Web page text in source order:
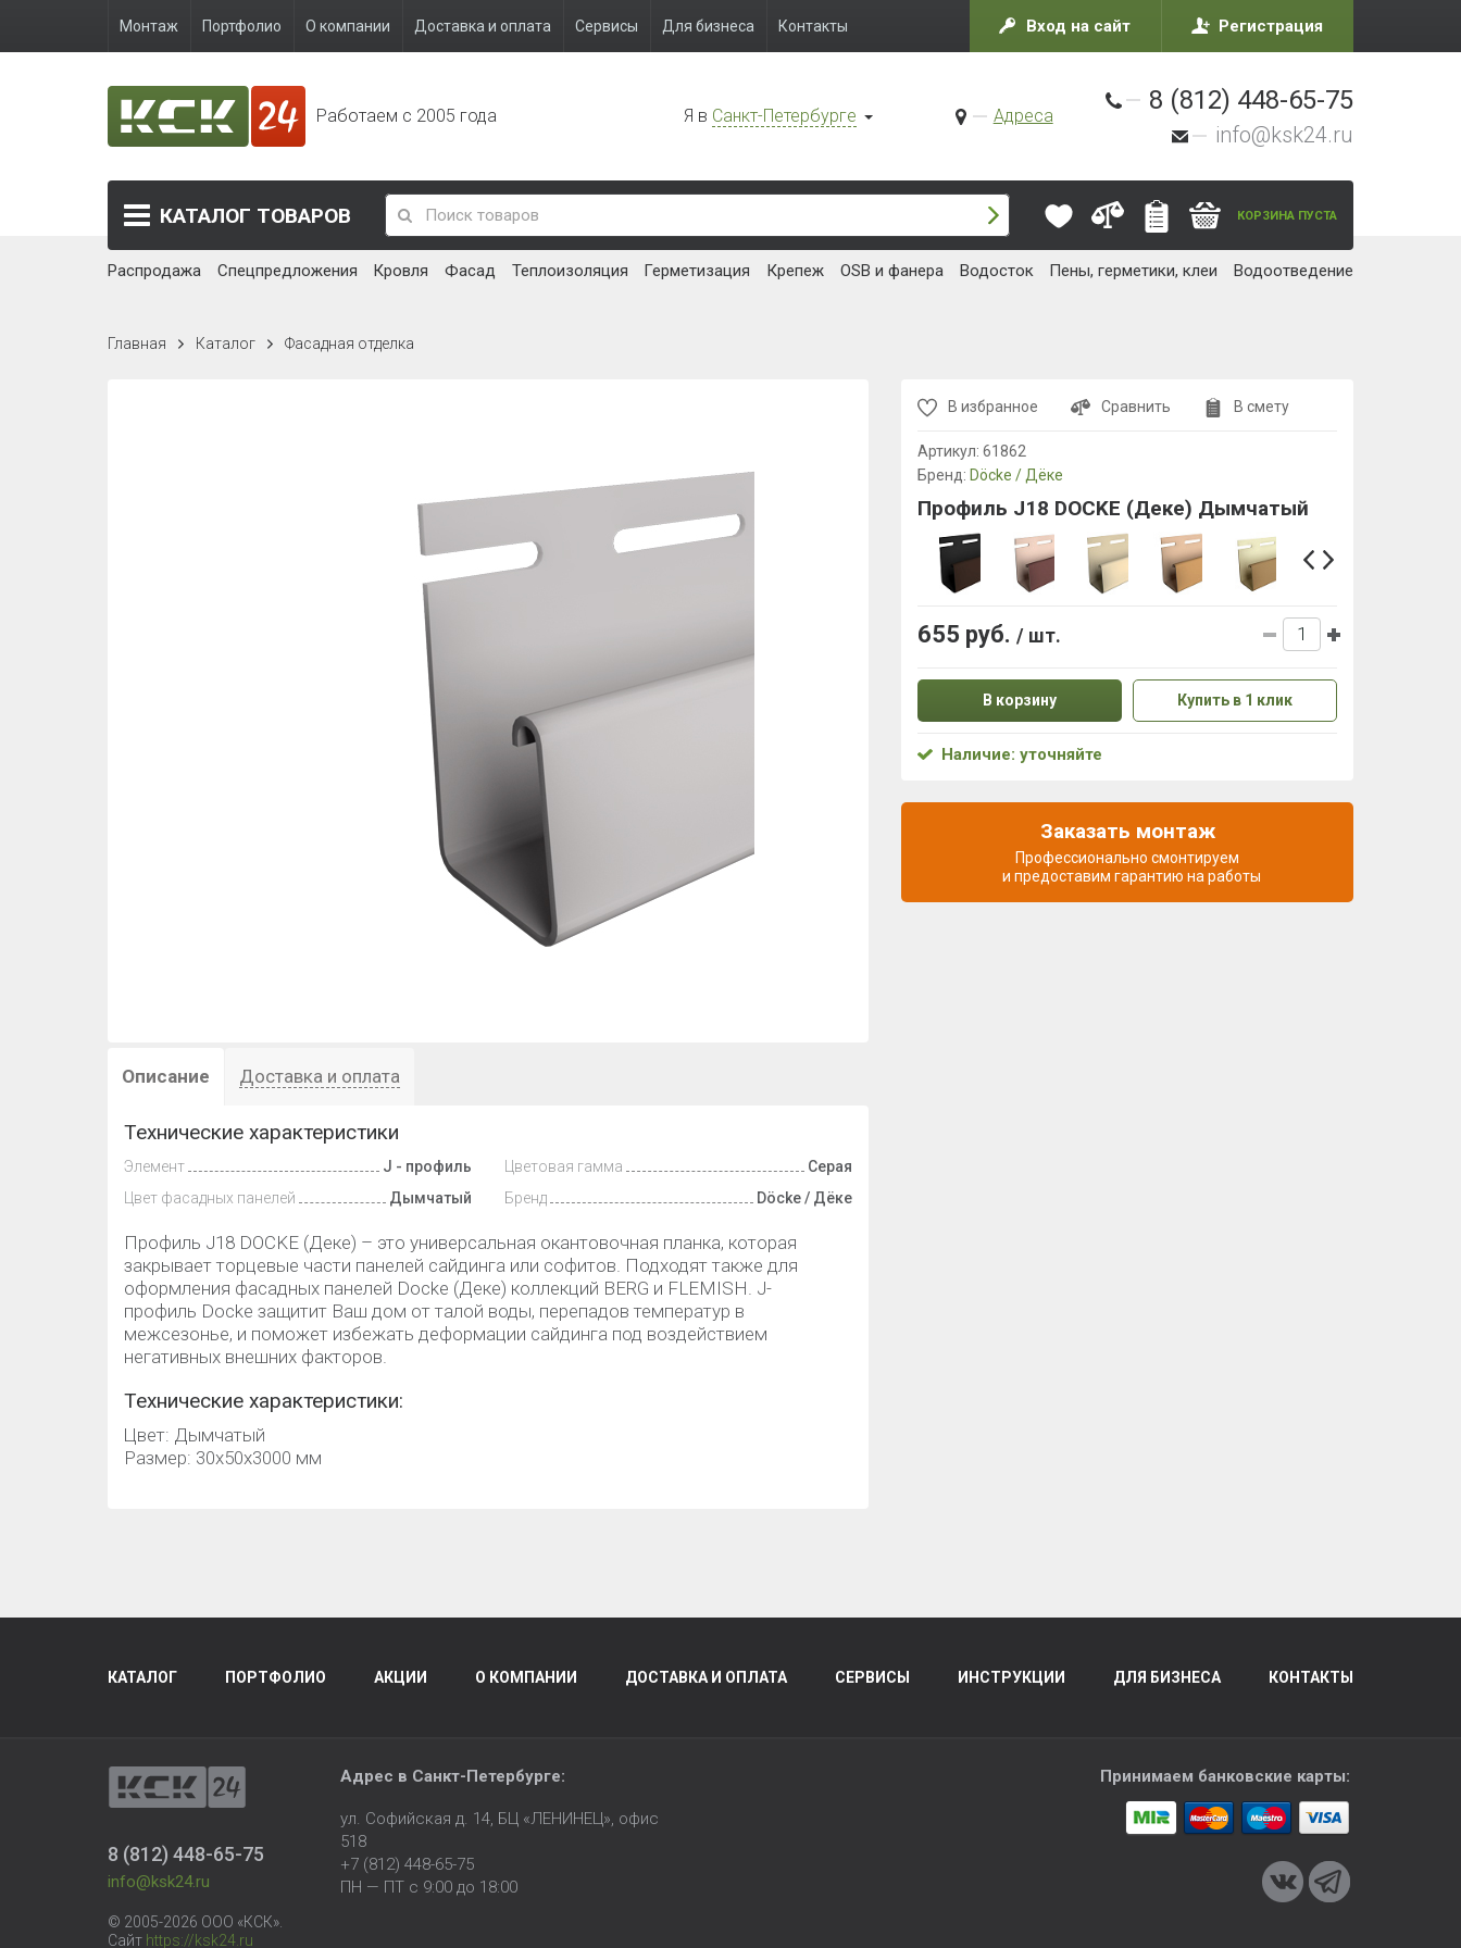
Монтаж Портфолио О компании Доставка и оплата Сервисы Для бизнеса Контакты Вход на сайт Регистрация
Работаем с 2005 года Я в Санкт-Петербурге Адреса
8 (812) 448-65-75
info@ksk24.ru
КАТАЛОГ ТОВАРОВ КОРЗИНА ПУСТА
Распродажа Спецпредложения Кровля Фасад Теплоизоляция Герметизация Крепеж OSB и фанера Водосток Пены, герметики, клеи Водоотведение
Главная Каталог Фасадная отделка
Описание Доставка и оплата
Технические характеристики
Элемент
J - профиль
Цвет фасадных панелей
Дымчатый
Цветовая гамма
Серая
Бренд
Döcke / Дёке
Профиль J18 DOCKE (Деке) – это универсальная окантовочная планка, которая
закрывает торцевые части панелей сайдинга или софитов. Подходят также для
оформления фасадных панелей Docke (Деке) коллекций BERG и FLEMISH. J-
профиль Docke защитит Ваш дом от талой воды, перепадов температур в
межсезонье, и поможет избежать деформации сайдинга под воздействием
негативных внешних факторов.
Технические характеристики:
Цвет: Дымчатый
Размер: 30х50х3000 мм
В избранное Сравнить В смету
Артикул: 61862
Бренд: Döcke / Дёке
Профиль J18 DOCKE (Деке) Дымчатый
655 руб. / шт.
В корзину Купить в 1 клик
Наличие: уточняйте
Заказать монтаж
Профессионально смонтируем
и предоставим гарантию на работы
КАТАЛОГ ПОРТФОЛИО АКЦИИ О КОМПАНИИ ДОСТАВКА И ОПЛАТА СЕРВИСЫ ИНСТРУКЦИИ ДЛЯ БИЗНЕСА КОНТАКТЫ
8 (812) 448-65-75
info@ksk24.ru
© 2005-2026 ООО «КСК».
Сайт https://ksk24.ru
Адрес в Санкт-Петербурге:
ул. Софийская д. 14, БЦ «ЛЕНИНЕЦ», офис
518
+7 (812) 448-65-75
ПН — ПТ с 9:00 до 18:00
Принимаем банковские карты: